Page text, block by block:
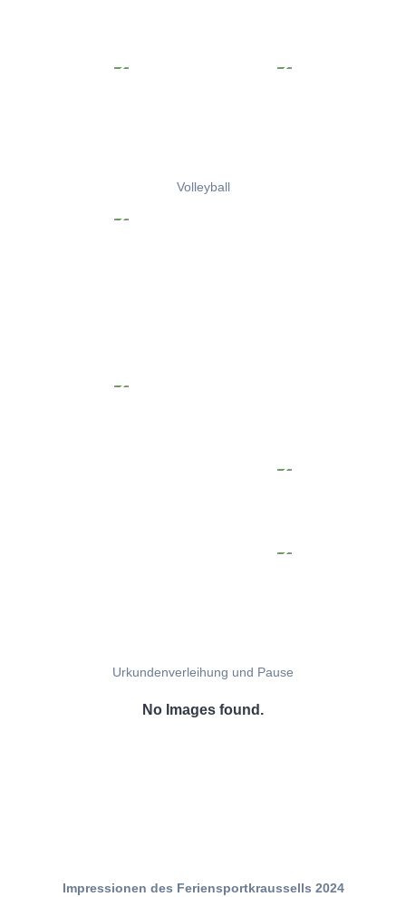
Volleyball
Urkundenverleihung und Pause
No Images found.
Impressionen des Feriensportkraussells 2024